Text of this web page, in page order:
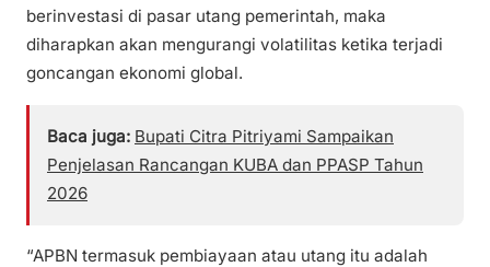
berinvestasi di pasar utang pemerintah, maka
diharapkan akan mengurangi volatilitas ketika terjadi
goncangan ekonomi global.
Baca juga: Bupati Citra Pitriyami Sampaikan
Penjelasan Rancangan KUBA dan PPASP Tahun
2026
“APBN termasuk pembiayaan atau utang itu adalah